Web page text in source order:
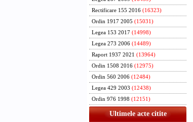
Rectificare 155 2016 (16323)
Ordin 1917 2005 (15031)
Legea 153 2017 (14998)
Legea 273 2006 (14489)
Raport 1937 2021 (13964)
Ordin 1508 2016 (12975)
Ordin 560 2006 (12484)
Legea 429 2003 (12438)
Ordin 976 1998 (12151)
Ultimele acte citite